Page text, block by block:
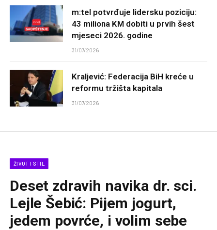
m:tel potvrđuje lidersku poziciju:
43 miliona KM dobiti u prvih šest
mjeseci 2026. godine
31/07/2026
Kraljević: Federacija BiH kreće u
reformu tržišta kapitala
31/07/2026
ŽIVOT I STIL
Deset zdravih navika dr. sci.
Lejle Šebić: Pijem jogurt,
jedem povrće, i volim sebe